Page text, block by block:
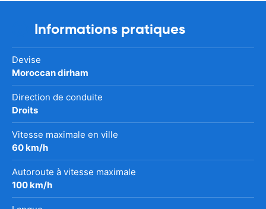
Informations pratiques
Devise
Moroccan dirham
Direction de conduite
Droits
Vitesse maximale en ville
60 km/h
Autoroute à vitesse maximale
100 km/h